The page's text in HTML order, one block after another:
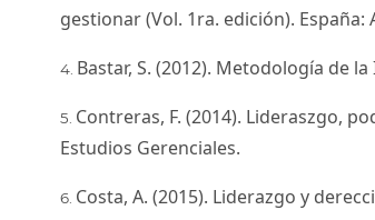
gestionar (Vol. 1ra. edición). España:
Bastar, S. (2012). Metodología de
Contreras, F. (2014). Lideraszgo,
Estudios Gerenciales.
Costa, A. (2015). Liderazgo y